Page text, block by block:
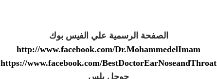
الصفحة الرسمية علي الفيس بوك
http://www.facebook.com/Dr.MohammedelImam
https://www.facebook.com/BestDoctorEarNoseandThroat
جوجل بلس